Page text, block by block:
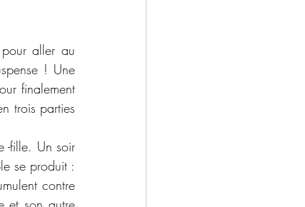
aller au
! Une
finalement
trois parties
-fille. Un soir
se produit :
contre